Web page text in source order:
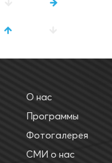
О нас
Программы
Фотогалерея
СМИ о нас